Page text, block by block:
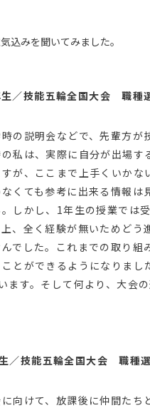
込みを聞いてみました。
／技能五輪全国大会 職種
の説明会などで、先輩方が
私は、実際に自分が出場
が、ここまで上手くいかな
くても参考に出来る情報は
しかし、1年生の授業では
、全く経験が無いためど
でした。これまでの取り
とができるようになりま
ます。そして何より、大会
／技能五輪全国大会 職種選
向けて、放課後に仲間たち